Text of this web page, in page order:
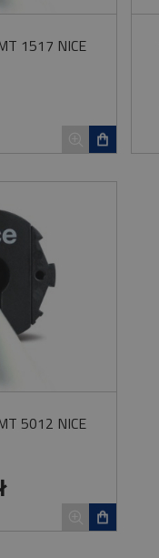
1517 NICE
5012 NICE